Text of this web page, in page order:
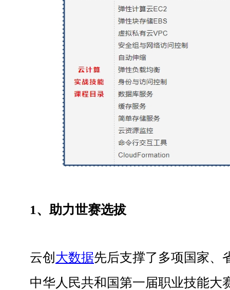
1、 助力世赛选拔
云创 大数据先后支撑了多项国家、
中华人民共和国第一届职业技能大